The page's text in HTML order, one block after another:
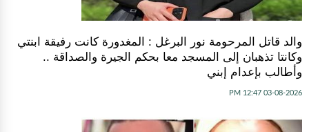
والد قاتل المرحومة نور البرغل : المغدورة كانت رفيقة ابنتي
وكانتا تذهبان إلى المسجد معا بحكم الجيرة والصداقة ..
وأطالب بإعدام إبني
03-08-2026 12:47 PM